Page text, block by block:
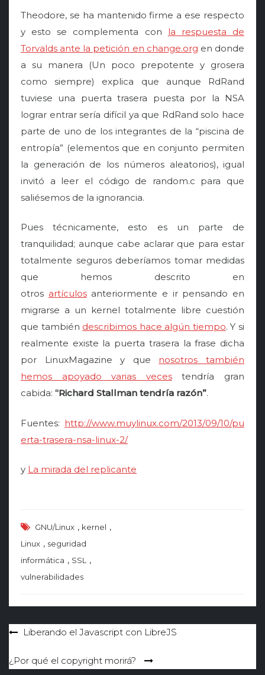
Theodore, se ha mantenido firme a ese respecto
y esto se complementa con la respuesta de
Torvalds ante la petición en change.org en donde
a su manera (Un poco prepotente y grosera
como siempre) explica que aunque RdRand
tuviese una puerta trasera puesta por la NSA
lograr entrar sería difícil ya que RdRand solo hace
parte de uno de los integrantes de la “piscina de
entropía” (elementos que en conjunto permiten
la generación de los números aleatorios), igual
invitó a leer el código de random.c para que
saliésemos de la ignorancia.
Pues técnicamente, esto es un parte de
tranquilidad; aunque cabe aclarar que para estar
totalmente seguros deberíamos tomar medidas
que hemos descrito en
otros artículosanteriormente e ir pensando en
migrarse a un kernel totalmente libre cuestión
que también describimos hace algún tiempo. Y si
realmente existe la puerta trasera la frase dicha
por LinuxMagazine y que nosotros también
hemos apoyado varias vecestendría gran
cabida: “Richard Stallman tendría razón”.
Fuentes: http://www.muylinux.com/2013/09/10/pu
erta-trasera-nsa-linux-2/
y La mirada del replicante
GNU/Linux , kernel ,
Linux , seguridad
informática , SSL ,
vulnerabilidades
Navegación
entradas
Liberando el Javascript con LibreJS
¿Por qué el copyright morirá?